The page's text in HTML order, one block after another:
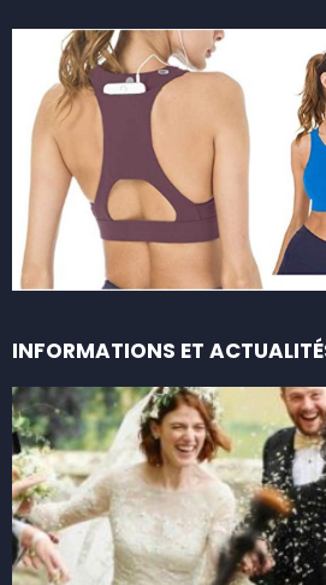
INFORMATIONS ET